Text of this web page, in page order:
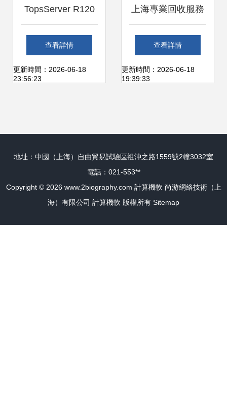
TopsServer R120
i2A服務器新品限時
特惠，僅1999元開
查看詳情
更新時間：2026-06-18
23:56:23
上海專業回收服務
辦公家具、歐式沙
發、電腦空調、上
查看詳情
更新時間：2026-06-18
19:39:33
地址：中國（上海）自由貿易試驗區祖沖之路1559號2幢3032室
電話：021-553**
Copyright © 2026 www.2biography.com 計算機軟 尚游網絡技術（上
海）有限公司 計算機軟 版權所有 Sitemap